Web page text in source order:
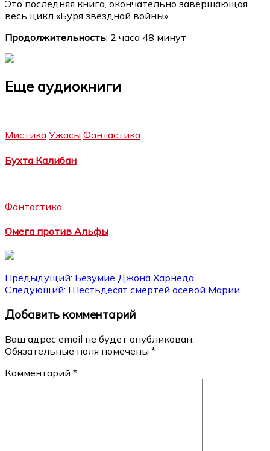
Это последняя книга, окончательно завершающая
весь цикл «Буря звёздной войны».
Продолжительность: 2 часа 48 минут
Еще аудиокниги
Мистика Ужасы Фантастика
Бухта Калибан
Фантастика
Омега против Альфы
Навигация
по
записям
Предыдущий: Безумие Джона Харнеда
Следующий: Шестьдесят смертей осевой Марии
Добавить комментарий
Ваш адрес email не будет опубликован.
Обязательные поля помечены *
Комментарий *